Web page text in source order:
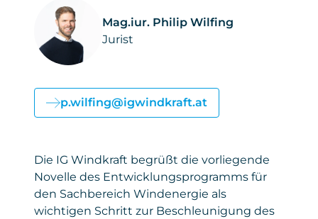
Mag.iur. Philip Wilfing
Jurist
p.wilfing@igwindkraft.at
Die IG Windkraft begrüßt die vorliegende
Novelle des Entwicklungsprogramms für
den Sachbereich Windenergie als
wichtigen Schritt zur Beschleunigung des